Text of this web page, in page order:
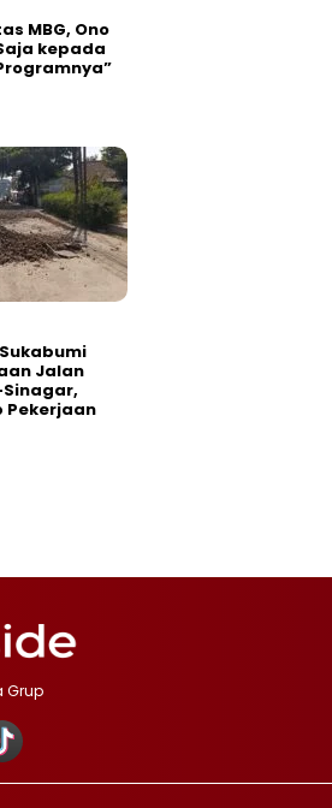
MBG, Ono
kepada
Jalan
Pekerjaan
Grup